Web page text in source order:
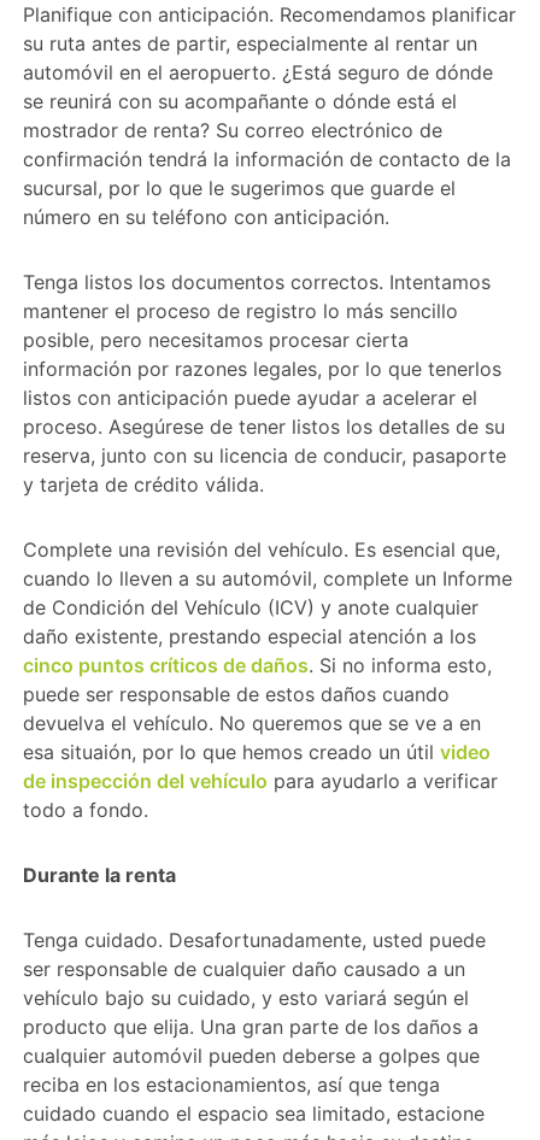
Planifique con anticipación. Recomendamos planificar
su ruta antes de partir, especialmente al rentar un
automóvil en el aeropuerto. ¿Está seguro de dónde
se reunirá con su acompañante o dónde está el
mostrador de renta? Su correo electrónico de
confirmación tendrá la información de contacto de la
sucursal, por lo que le sugerimos que guarde el
número en su teléfono con anticipación.
Tenga listos los documentos correctos. Intentamos
mantener el proceso de registro lo más sencillo
posible, pero necesitamos procesar cierta
información por razones legales, por lo que tenerlos
listos con anticipación puede ayudar a acelerar el
proceso. Asegúrese de tener listos los detalles de su
reserva, junto con su licencia de conducir, pasaporte
y tarjeta de crédito válida.
Complete una revisión del vehículo. Es esencial que,
cuando lo lleven a su automóvil, complete un Informe
de Condición del Vehículo (ICV) y anote cualquier
daño existente, prestando especial atención a los
cinco puntos críticos de daños. Si no informa esto,
puede ser responsable de estos daños cuando
devuelva el vehículo. No queremos que se ve a en
esa situaión, por lo que hemos creado un útil video
de inspección del vehículo para ayudarlo a verificar
todo a fondo.
Durante la renta
Tenga cuidado. Desafortunadamente, usted puede
ser responsable de cualquier daño causado a un
vehículo bajo su cuidado, y esto variará según el
producto que elija. Una gran parte de los daños a
cualquier automóvil pueden deberse a golpes que
reciba en los estacionamientos, así que tenga
cuidado cuando el espacio sea limitado, estacione